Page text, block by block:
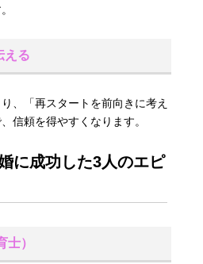
える
、「再スタートを前向きに考え
信頼を得やすくなります。
に成功した3人のエピ
）